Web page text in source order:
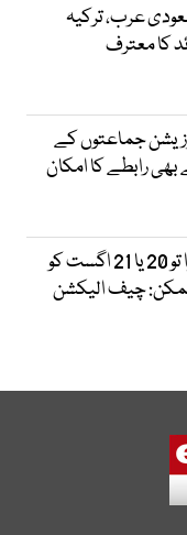
عرب، ترکیہ
کا معترف
جماعتوں کے
رابطے کا امکان
دھرنے کا مسئلہ حل ہوا تو 20 یا 21 اگست کو
چیف الیکشن